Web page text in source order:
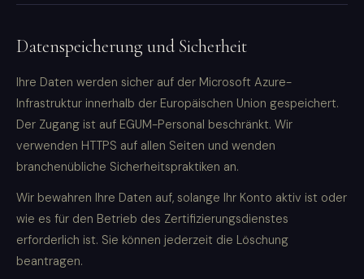
Datenspeicherung und Sicherheit
Ihre Daten werden sicher auf der Microsoft Azure-
Infrastruktur innerhalb der Europäischen Union gespeichert.
Der Zugang ist auf EGUM-Personal beschränkt. Wir
verwenden HTTPS auf allen Seiten und wenden
branchenübliche Sicherheitspraktiken an.
Wir bewahren Ihre Daten auf, solange Ihr Konto aktiv ist oder
wie es für den Betrieb des Zertifizierungsdienstes
erforderlich ist. Sie können jederzeit die Löschung
beantragen.